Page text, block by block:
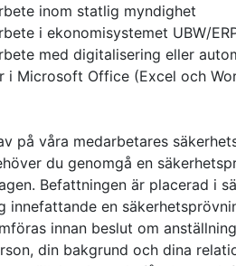
inom statlig myndighet
i ekonomisystemet UBW/
med digitalisering eller
i Microsoft Office (Excel och
på våra medarbetares
du genomgå en
Befattningen är placerad i
innefattande en
innan beslut om
din bakgrund och dina